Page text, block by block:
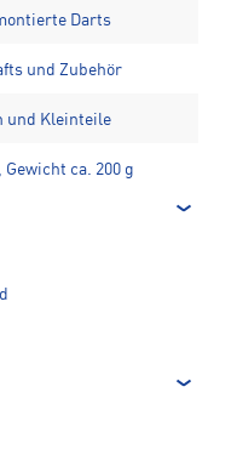
Darts
und Zubehör
und Kleinteile
Gewicht ca. 200 g